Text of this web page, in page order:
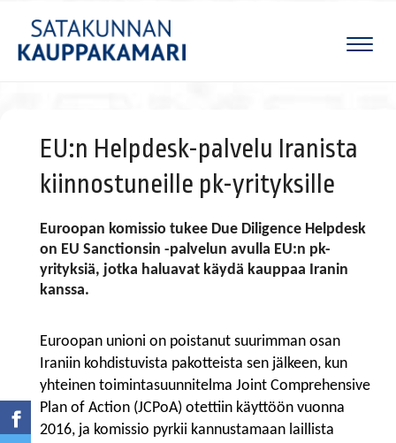
EU:n Helpdesk-palvelu Iranista
kiinnostuneille pk-yrityksille
Euroopan komissio tukee Due Diligence Helpdesk
on EU Sanctionsin -palvelun avulla EU:n pk-
yrityksiä, jotka haluavat käydä kauppaa Iranin
kanssa.
Euroopan unioni on poistanut suurimman osan
Iraniin kohdistuvista pakotteista sen jälkeen, kun
yhteinen toimintasuunnitelma Joint Comprehensive
Plan of Action (JCPoA) otettiin käyttöön vuonna
2016, ja komissio pyrkii kannustamaan laillista